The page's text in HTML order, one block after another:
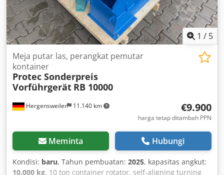
1 / 5
Hergensweiler 11.140 km
Meja putar las, perangkat pemutar
kontainer
Protec Sonderpreis
Vorführgerät RB 10000
€9.900
harga tetap ditambah PPN
Meminta Hubungi
Kondisi: baru, Tahun pembuatan: 2025, kapasitas angkut:
10.000 kg, 10 ton container rotator, self-aligning turning